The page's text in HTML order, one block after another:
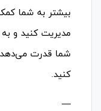
بیشتر به شما
مدیریت کنید و
شما قدرت می‌دهد
کنید.
—